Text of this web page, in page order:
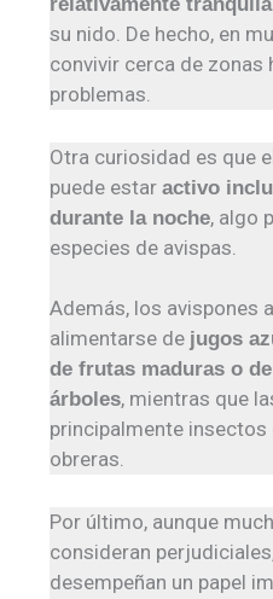
su nido. De hecho, en
convivir cerca de zonas
problemas.
Otra curiosidad es que
puede estaractivo
durante la noche, algo
especies de avispas.
Además, los avispones
alimentarse de jugos
de frutas maduras o
árboles, mientras que
principalmente
obreras.
Por último, aunque
consideran
desempeñan un papel